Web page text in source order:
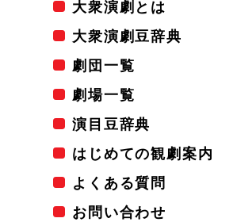
大衆演劇とは
大衆演劇豆辞典
劇団一覧
劇場一覧
演目豆辞典
はじめての観劇案内
よくある質問
お問い合わせ